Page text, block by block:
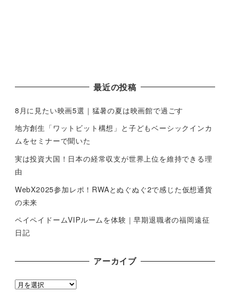
最近の投稿
8月に見たい映画5選｜猛暑の夏は映画館で過ごす
地方創生「ワットビット構想」と子どもベーシックインカ
ムをセミナーで聞いた
実は投資大国！日本の経常収支が世界上位を維持できる理
由
WebX2025参加レポ！RWAとぬぐぬぐ2で感じた仮想通貨
の未来
ペイペイドームVIPルームを体験｜早期退職者の福岡遠征
日記
アーカイブ
ア